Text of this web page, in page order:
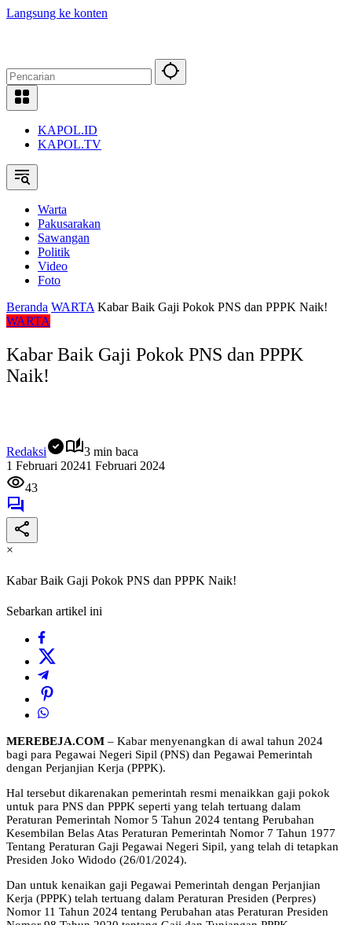
Langsung ke konten
KAPOL.ID
KAPOL.TV
Warta
Pakusarakan
Sawangan
Politik
Video
Foto
Beranda WARTA Kabar Baik Gaji Pokok PNS dan PPPK Naik!
WARTA
Kabar Baik Gaji Pokok PNS dan PPPK
Naik!
Redaksi
3 min baca
1 Februari 20241 Februari 2024
43
×
Kabar Baik Gaji Pokok PNS dan PPPK Naik!
Sebarkan artikel ini
MEREBEJA.COM – Kabar menyenangkan di awal tahun 2024
bagi para Pegawai Negeri Sipil (PNS) dan Pegawai Pemerintah
dengan Perjanjian Kerja (PPPK).
Hal tersebut dikarenakan pemerintah resmi menaikkan gaji pokok
untuk para PNS dan PPPK seperti yang telah tertuang dalam
Peraturan Pemerintah Nomor 5 Tahun 2024 tentang Perubahan
Kesembilan Belas Atas Peraturan Pemerintah Nomor 7 Tahun 1977
Tentang Peraturan Gaji Pegawai Negeri Sipil, yang telah di tetapkan
Presiden Joko Widodo (26/01/2024).
Dan untuk kenaikan gaji Pegawai Pemerintah dengan Perjanjian
Kerja (PPPK) telah tertuang dalam Peraturan Presiden (Perpres)
Nomor 11 Tahun 2024 tentang Perubahan atas Peraturan Presiden